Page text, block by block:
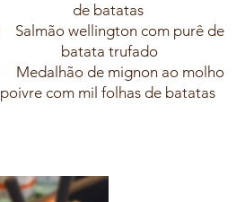
de batatas
Salmão wellington com purê de
batata trufado
Medalhão de mignon ao molho
poivre com mil folhas de batatas